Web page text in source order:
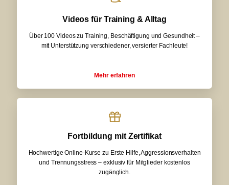
Videos für Training & Alltag
Über 100 Videos zu Training, Beschäftigung und Gesundheit –
mit Unterstützung verschiedener, versierter Fachleute!
Mehr erfahren
Fortbildung mit Zertifikat
Hochwertige Online-Kurse zu Erste Hilfe, Aggressionsverhalten
und Trennungsstress – exklusiv für Mitglieder kostenlos
zugänglich.